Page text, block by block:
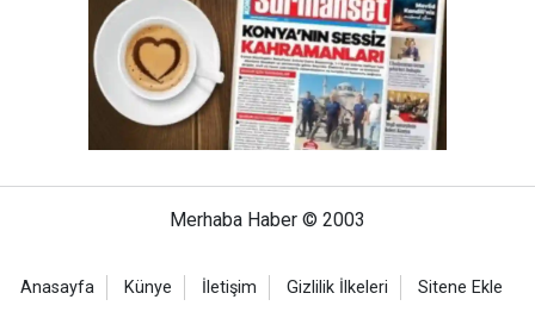
Merhaba Haber © 2003
Anasayfa Künye İletişim Gizlilik İlkeleri Sitene Ekle